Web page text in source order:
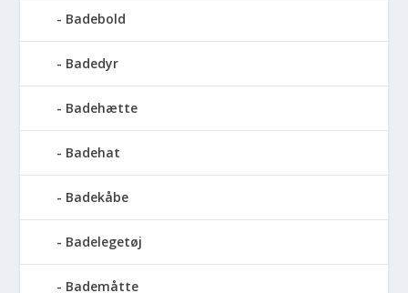
Badebold
Badedyr
Badehætte
Badehat
Badekåbe
Badelegetøj
Bademåtte